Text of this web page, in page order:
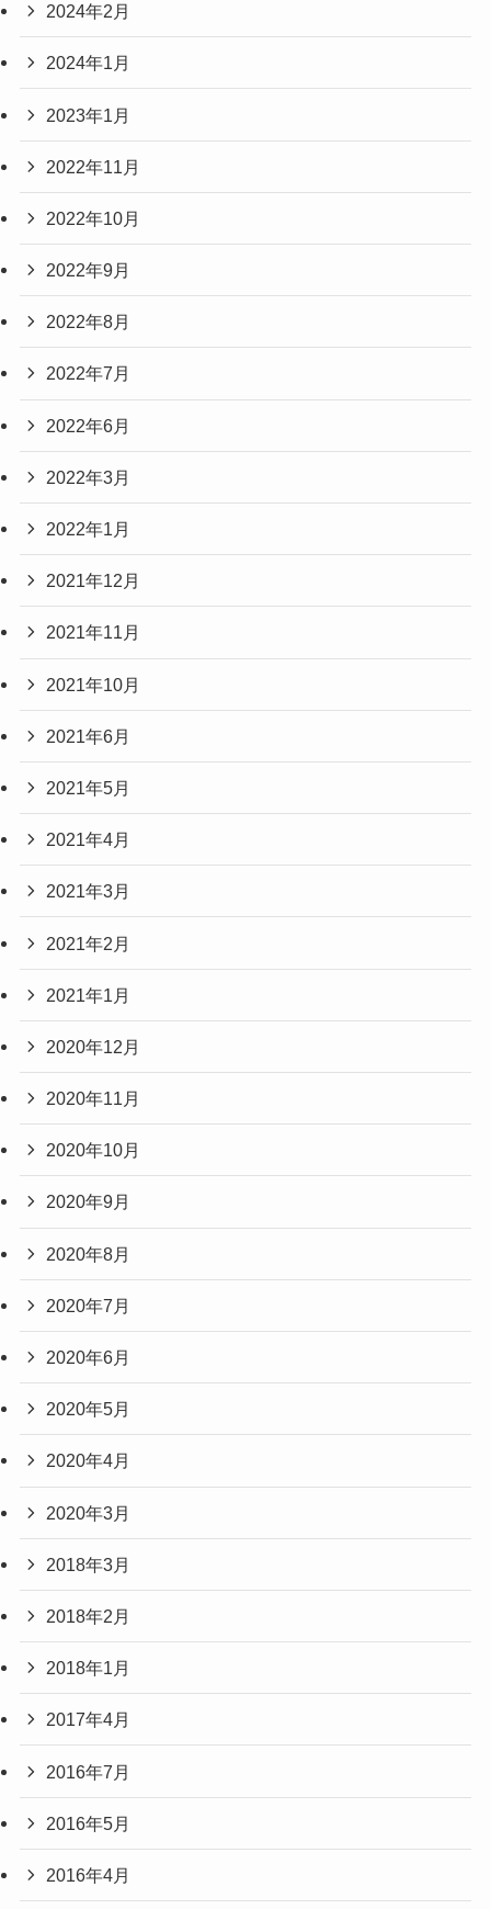
2024年2月
2024年1月
2023年1月
2022年11月
2022年10月
2022年9月
2022年8月
2022年7月
2022年6月
2022年3月
2022年1月
2021年12月
2021年11月
2021年10月
2021年6月
2021年5月
2021年4月
2021年3月
2021年2月
2021年1月
2020年12月
2020年11月
2020年10月
2020年9月
2020年8月
2020年7月
2020年6月
2020年5月
2020年4月
2020年3月
2018年3月
2018年2月
2018年1月
2017年4月
2016年7月
2016年5月
2016年4月